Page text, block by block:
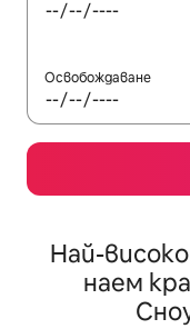
Освобождаване
Най-
наем